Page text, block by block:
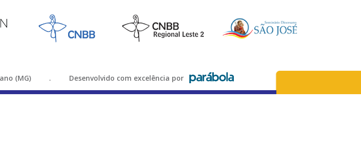
(MG) . Desenvolvido com excelência por